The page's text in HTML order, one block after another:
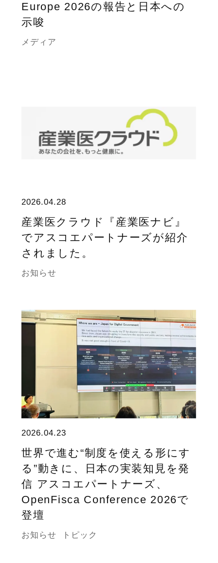
Europe 2026の報告と日本への
示唆
メディア
2026.04.28
産業医クラウド『産業医ナビ』
でアスコエパートナーズが紹介
されました。
お知らせ
2026.04.23
世界で進む“制度を使える形にす
る”動きに、日本の実装知見を発
信 アスコエパートナーズ、
OpenFisca Conference 2026で
登壇
お知らせ トピック